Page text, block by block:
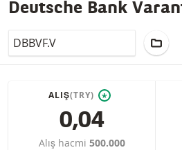
Deutsche Bank
LocalCode
ALIŞ(TRY) *
0,04
Alış hacmi 500.000